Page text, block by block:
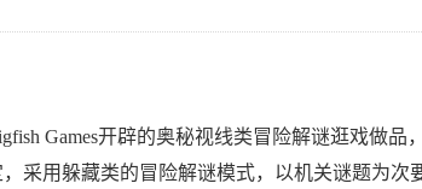
Games开辟的奥秘视线类冒险解谜逛戏做品
采用躲藏类的冒险解谜模式，以机关谜题为次